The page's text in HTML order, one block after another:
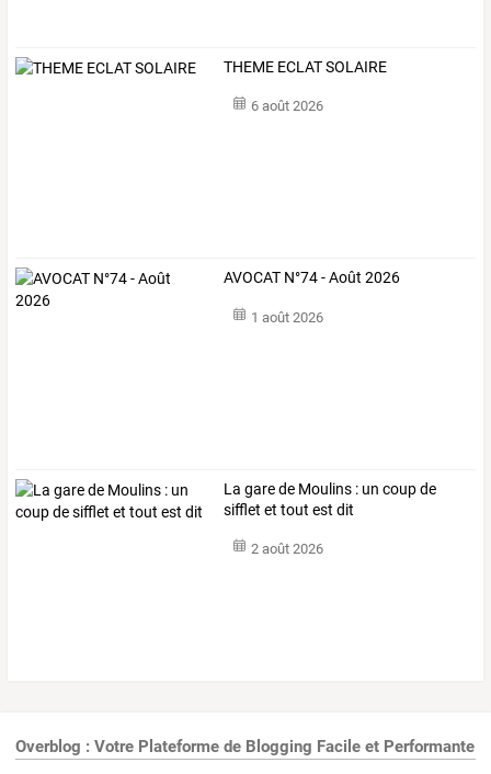
THEME ECLAT SOLAIRE
6 août 2026
AVOCAT N°74 - Août 2026
1 août 2026
La gare de Moulins : un coup de
sifflet et tout est dit
2 août 2026
Overblog : Votre Plateforme de Blogging Facile et Performante